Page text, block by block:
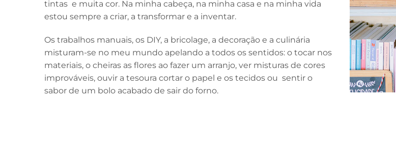
tintas e muita cor. Na minha cabeça, na minha casa e na minha vida
estou sempre a criar, a transformar e a inventar.
Os trabalhos manuais, os DIY, a bricolage, a decoração e a culinária
misturam-se no meu mundo apelando a todos os sentidos: o tocar nos
materiais, o cheiras as flores ao fazer um arranjo, ver misturas de cores
improváveis, ouvir a tesoura cortar o papel e os tecidos ou sentir o
sabor de um bolo acabado de sair do forno.